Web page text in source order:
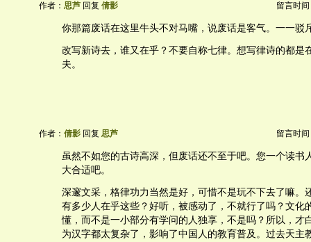
作者： 思芦 回复 倩影 留言时间
你那篇废话在这里牛头不对马嘴，说废话是客气。一一驳
改写新诗去，谁又在乎？不要自称七律。想写律诗的都是
夫。
作者： 倩影 回复 思芦 留言时间
虽然不如您的古诗高深，但废话还不至于吧。您一个读书
大合适吧。
深邃文采，格律功力当然是好，可惜不是玩不下去了嘛。
有多少人在乎这些？好听，被感动了，不就行了吗？文化
懂，而不是一小部分有学问的人独享，不是吗？所以，才
为汉字都太复杂了，影响了中国人的教育普及。过去天主